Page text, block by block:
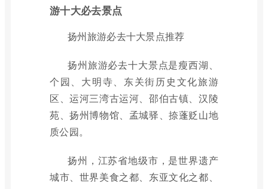
游十大必去景点
扬州旅游必去十大景点推荐
扬州旅游必去十大景点是瘦西湖、
个园、大明寺、东关街历史文化旅游
区、运河三湾古运河、邵伯古镇、汉陵
苑、扬州博物馆、孟城驿、捺蓬贬山地
质公园。
扬州，江苏省地级市，是世界遗产
城市、世界美食之都、东亚文化之都、